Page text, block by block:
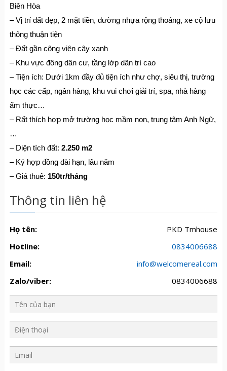
Biên Hòa
– Vị trí đất đẹp, 2 mặt tiền, đường nhựa rộng thoáng, xe cộ lưu
thông thuận tiện
– Đất gần công viên cây xanh
– Khu vực đông dân cư, tầng lớp dân trí cao
– Tiện ích: Dưới 1km đầy đủ tiện ích như chợ, siêu thị, trường
học các cấp, ngân hàng, khu vui chơi giải trí, spa, nhà hàng
ẩm thực…
– Rất thích hợp mở trường học mầm non, trung tâm Anh Ngữ,
…
– Diện tích đất: 2.250 m2
– Ký hợp đồng dài hạn, lâu năm
– Giá thuê: 150tr/tháng
Thông tin liên hệ
Họ tên:
PKD Tmhouse
Hotline:
0834006688
Email:
info@welcomereal.com
Zalo/viber:
0834006688